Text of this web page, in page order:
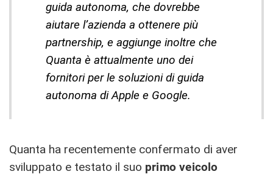
guida autonoma, che dovrebbe
aiutare l’azienda a ottenere più
partnership, e aggiunge inoltre che
Quanta è attualmente uno dei
fornitori per le soluzioni di guida
autonoma di Apple e Google.
Quanta ha recentemente confermato di aver
sviluppato e testato il suo primo veicolo